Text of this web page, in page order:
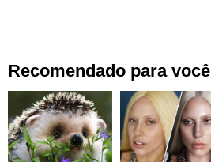
Recomendado para você